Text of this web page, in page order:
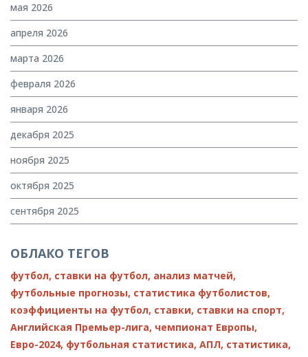
мая 2026
апреля 2026
марта 2026
февраля 2026
января 2026
декабря 2025
ноября 2025
октября 2025
сентября 2025
ОБЛАКО ТЕГОВ
футбол, ставки на футбол, анализ матчей,
футбольные прогнозы, статистика футболистов,
коэффициенты на футбол, ставки, ставки на спорт,
Английская Премьер-лига, чемпионат Европы,
Евро-2024, футбольная статистика, АПЛ, статистика,